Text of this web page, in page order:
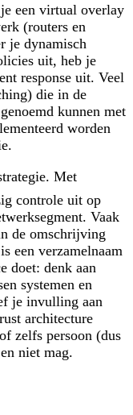
een virtual overlay
(routers en
je dynamisch
uit, heb je
response uit. Veel
die in de
kunnen met
worden
Met
controle uit op
Vaak
de omschrijving
een verzamelnaam
doet: denk aan
systemen en
je invulling aan
architecture
zelfs persoon (dus
niet mag.